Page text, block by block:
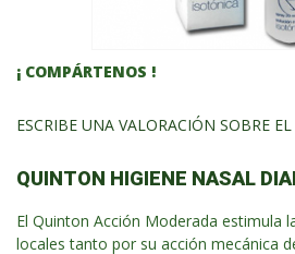
¡ COMPÁRTENOS !
ESCRIBE UNA VALORACIÓN SOBRE
QUINTON HIGIENE NASAL
El Quinton Acción Moderada estimula
locales tanto por su acción mecánica